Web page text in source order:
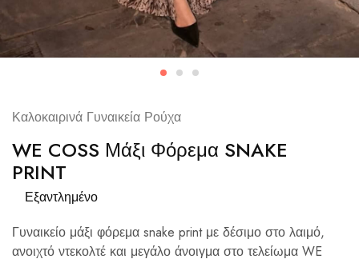
Καλοκαιρινά Γυναικεία Ρούχα
WE COSS Μάξι Φόρεμα SNAKE
PRINT
Εξαντλημένο
Γυναικείο μάξι φόρεμα snake print με δέσιμο στο λαιμό,
ανοιχτό ντεκολτέ και μεγάλο άνοιγμα στο τελείωμα WE